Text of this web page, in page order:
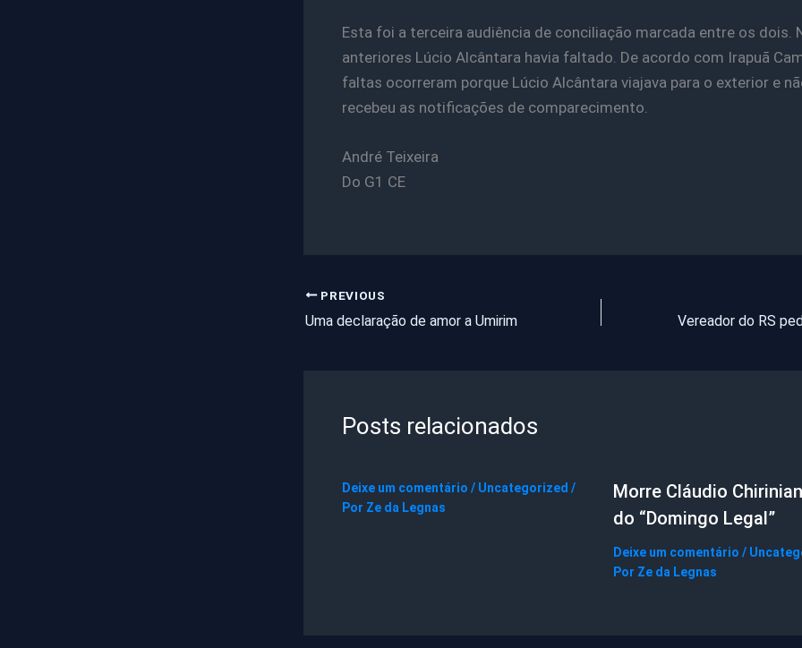
Esta foi a terceira audiência de conciliação marcada entre os dois.
anteriores Lúcio Alcântara havia faltado. De acordo com Irapuã
faltas ocorreram porque Lúcio Alcântara viajava para o exterior e
recebeu as notificações de comparecimento.
André Teixeira
Do G1 CE
PREVIOUS
Uma declaração de amor a Umirim
Posts relacionados
Deixe um comentário / Uncategorized /
Por Ze da Legnas
Morre Cláudio
do “Domingo Legal”
Deixe um comentário /
Por Ze da Legnas